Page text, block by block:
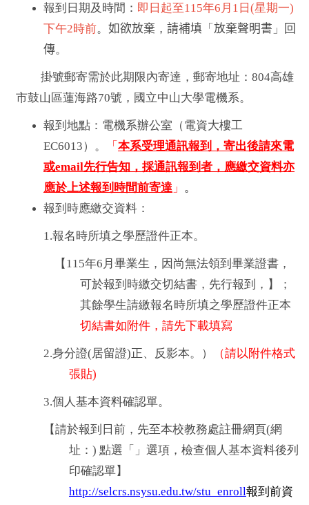
報到日期及時間： 即日起至115年6 月1 日 (星期一)
下午2時前。 如欲放棄 ， 請補填 「 放棄聲明書 」
回
傳。
掛號郵寄需於此期限內寄達，郵寄地址：804高雄
市鼓山區蓮海路70號，國立中山大學電機系。
報到地點 ： 電機系辦公室（電資大樓工
EC6013） 。 「 本系受理通訊報到，寄出後請來電
或email先行告知，採通訊報到者，應繳交資料亦
應於上述報到時間前寄達 」 。
報到時應繳交資料：
1.報名時所填之學歷證件正本。
【115年6月畢業生，因尚無法領到畢業證書，
可於報到時繳交切結書，先行報到，】；
其餘學生請繳報名時所填之學歷證件正本
切結書如附件，請先下載填寫
2.身分證(居留證)正、反影本。） （請以附件格式
張貼)
3.個人基本資料確認單。
【請於報到日前，先至本校教務處註冊網頁(網
址：) 點選「」選項，檢查個人基本資料後列
印確認單】
http://selcrs.nsysu.edu.tw/stu_enroll報到前資